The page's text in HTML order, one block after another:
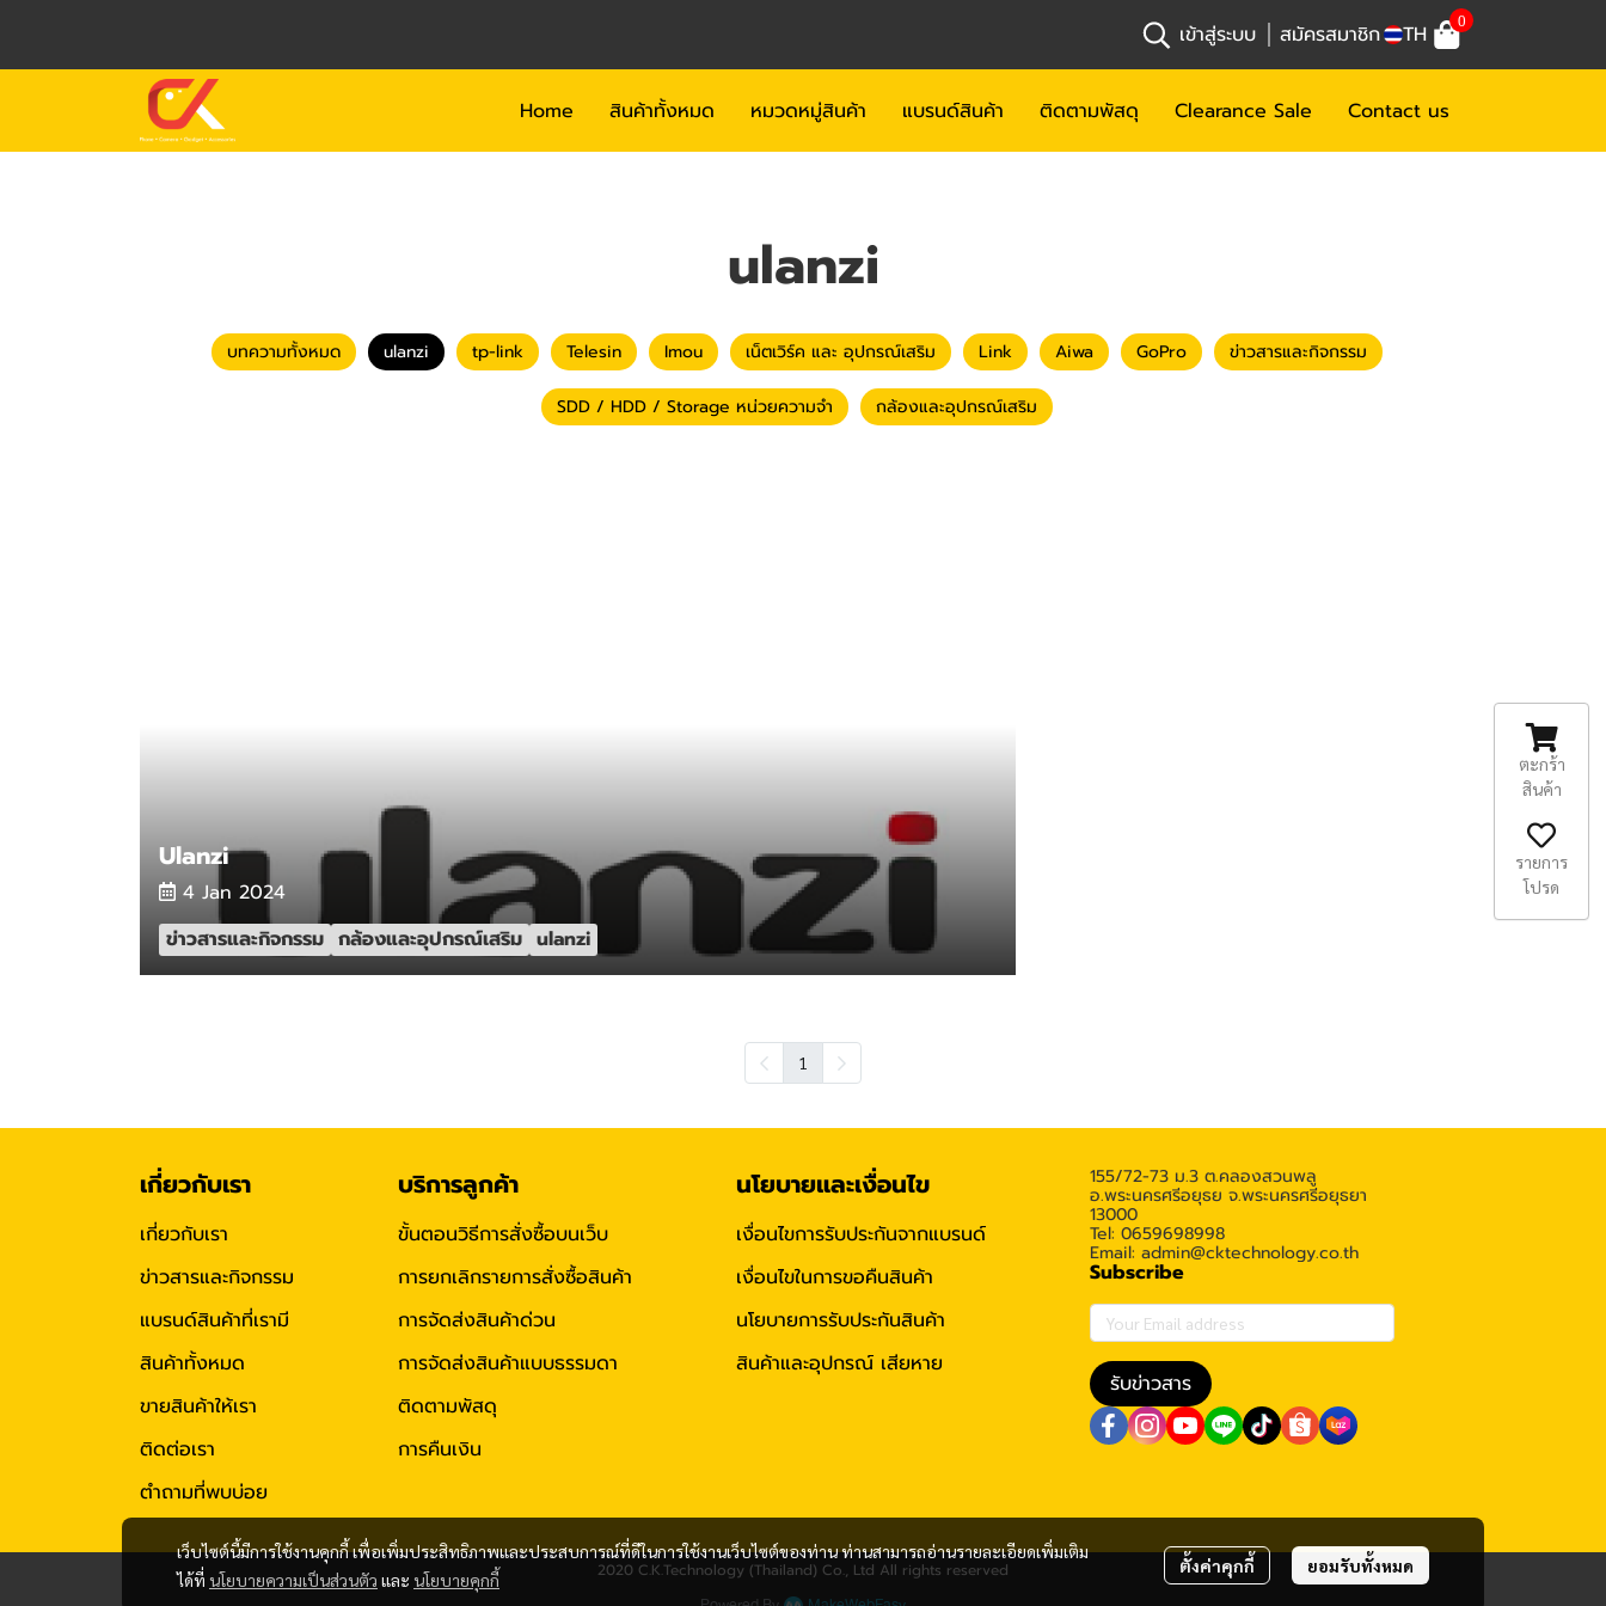
เข้าสู่ระบบ สมัครสมาชิก TH 0
Home สินค้าทั้งหมด หมวดหมู่สินค้า แบรนด์สินค้า ติดตามพัสดุ Clearance Sale Contact us
ulanzi
บทความทั้งหมด ulanzi tp-link Telesin Imou เน็ตเวิร์ค และ อุปกรณ์เสริม Link Aiwa GoPro ข่าวสารและกิจกรรม
SDD / HDD / Storage หน่วยความจำ กล้องและอุปกรณ์เสริม
Ulanzi
4 Jan 2024
ข่าวสารและกิจกรรม กล้องและอุปกรณ์เสริม ulanzi
1
เว็บไซต์นี้มีการใช้งานคุกกี้ เพื่อเพิ่มประสิทธิภาพและประสบการณ์ที่ดีในการใช้งานเว็บไซต์ของท่าน ท่านสามารถอ่านรายละเอียดเพิ่มเติม
ได้ที่ นโยบายความเป็นส่วนตัว และ นโยบายคุกกี้
ตั้งค่าคุกกี้ ยอมรับทั้งหมด
เกี่ยวกับเรา
เกี่ยวกับเรา
ข่าวสารและกิจกรรม
แบรนด์สินค้าที่เรามี
สินค้าทั้งหมด
ขายสินค้าให้เรา
ติดต่อเรา
ตำถามที่พบบ่อย
บริการลูกค้า
ขั้นตอนวิธีการสั่งซื้อบนเว็บ
การยกเลิกรายการสั่งซื้อสินค้า
การจัดส่งสินค้าด่วน
การจัดส่งสินค้าแบบธรรมดา
ติดตามพัสดุ
การคืนเงิน
นโยบายและเงื่อนไข
เงื่อนไขการรับประกันจากแบรนด์
เงื่อนไขในการขอคืนสินค้า
นโยบายการรับประกันสินค้า
สินค้าและอุปกรณ์ เสียหาย
155/72-73 ม.3 ต.คลองสวนพลู
อ.พระนครศรีอยุธย จ.พระนครศรีอยุธยา
13000
Tel: 0659698998
Email: admin@cktechnology.co.th
Subscribe
รับข่าวสาร
2020 C.K.Technology (Thailand) Co., Ltd All rights reserved
ตะกร้า
สินค้า
รายการ
โปรด